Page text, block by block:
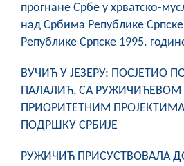
прогнане Србе у хрватско-
над Србима Републике
Републике Српске 1995.
ВУЧИЋ У ЈЕЗЕРУ: ПОСЈЕТИО
ПАЛАЛИЋ, СА РУЖИЧИЋЕВОМ
ПРИОРИТЕТНИМ
ПОДРШКУ СРБИЈЕ
РУЖИЧИЋ ПРИСУСТВОВАЛА